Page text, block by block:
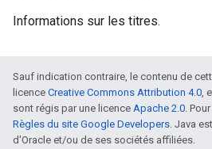
Informations sur les titres.
Sauf indication contraire, le contenu de
licence Creative Commons Attribution 4.0,
sont régis par une licence Apache 2.0.
Règles du site Google Developers. Java
d'Oracle et/ou de ses sociétés affiliées.